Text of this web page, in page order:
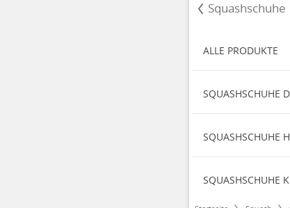
Squashschuhe
ALLE PRODUKTE
SQUASHSCHUHE
SQUASHSCHUHE
SQUASHSCHUHE